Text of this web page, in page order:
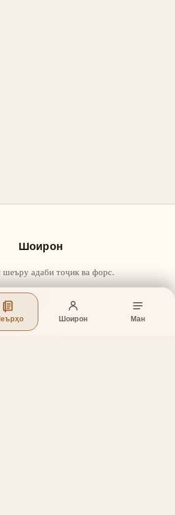
Шоирон Ман
Шоирон
шеъру адаби тоҷик ва форс.